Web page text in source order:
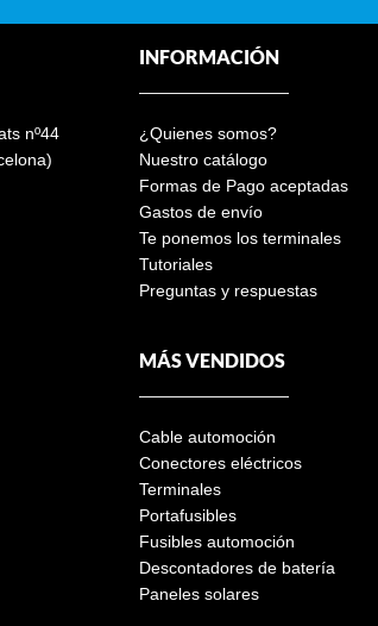
nº44
INFORMACIÓN
¿Quienes somos?
Nuestro catálogo
Formas de Pago aceptadas
Gastos de envío
Te ponemos los terminales
Tutoriales
Preguntas y respuestas
MÁS VENDIDOS
Cable automoción
Conectores eléctricos
Terminales
Portafusibles
Fusibles automoción
Descontadores de batería
Paneles solares